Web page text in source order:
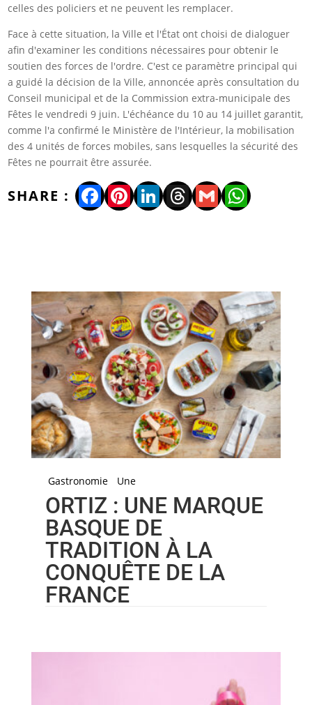
celles des policiers et ne peuvent les remplacer.
Face à cette situation, la Ville et l'État ont choisi de dialoguer
afin d'examiner les conditions nécessaires pour obtenir le
soutien des forces de l'ordre. C'est ce paramètre principal qui
a guidé la décision de la Ville, annoncée après consultation du
Conseil municipal et de la Commission extra-municipale des
Fêtes le vendredi 9 juin. L'échéance du 10 au 14 juillet garantit,
comme l'a confirmé le Ministère de l'Intérieur, la mobilisation
des 4 unités de forces mobiles, sans lesquelles la sécurité des
Fêtes ne pourrait être assurée.
Facebook
Pinterest
LinkedIn
Threads
Gmail
Gastronomie Une
ORTIZ : UNE MARQUE
BASQUE DE
TRADITION À LA
CONQUÊTE DE LA
FRANCE